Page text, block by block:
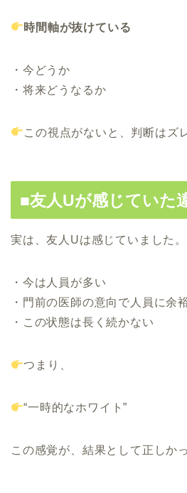
時間軸が抜けている
・今どうか
・将来どうなるか
この視点がないと、判断はズ
■友人Uが感じていた
実は、友人Uは感じていました。
・今は人員が多い
・門前の医師の意向で人員に余
・この状態は長く続かない
つまり、
“一時的なホワイト”
この感覚が、結果として正しかっ